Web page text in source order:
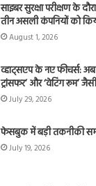
साइबर सुरक्षा परीक्षण के
तीन असली कंपनियों को
August 1, 2026
व्हाट्सएप के नए फीचर्स: अब
ट्रांसफर’ और ‘वेटिंग रूम’
July 29, 2026
फेसबुक में बड़ी तकनीकी
July 19, 2026